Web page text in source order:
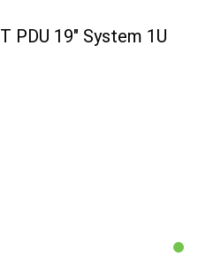
IT PDU 19" System 1U